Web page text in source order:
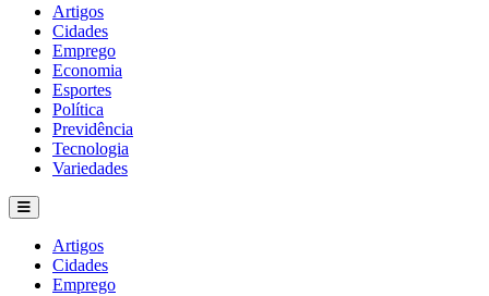
Artigos
Cidades
Emprego
Economia
Esportes
Política
Previdência
Tecnologia
Variedades
Artigos
Cidades
Emprego